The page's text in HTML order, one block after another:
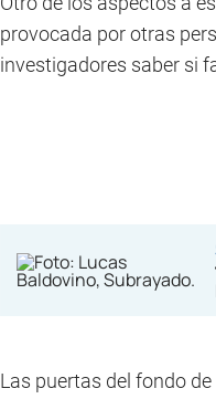
provocada por otras
investigadores saber si
Las puertas del fondo